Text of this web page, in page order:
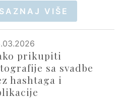
SAZNAJ VIŠE
prikupiti
sa svadbe
hashtaga i